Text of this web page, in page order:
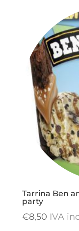
Tarrina Ben
party
€8,50 IVA